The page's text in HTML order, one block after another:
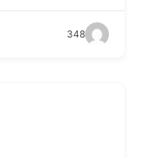
348